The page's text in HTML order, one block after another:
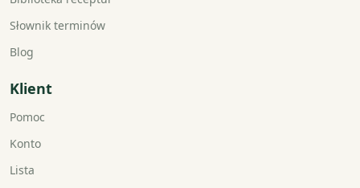
Słownik terminów
Blog
Klient
Pomoc
Konto
Lista